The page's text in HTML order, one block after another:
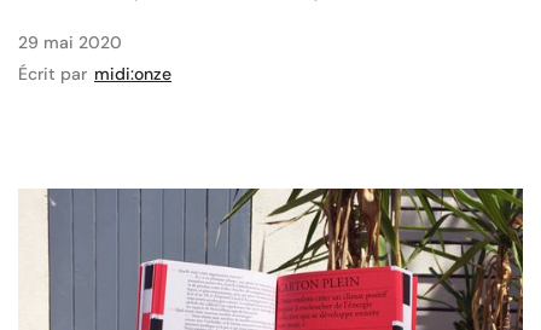
29 mai 2020
Écrit par midi:onze